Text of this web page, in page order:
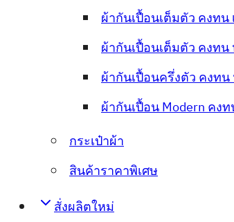
ผ้ากันเปื้อนเต็มตัว คงทน
ผ้ากันเปื้อนเต็มตัว คงท
ผ้ากันเปื้อนครึ่งตัว คงท
ผ้ากันเปื้อน Modern คง
กระเป๋าผ้า
สินค้าราคาพิเศษ
สั่งผลิตใหม่